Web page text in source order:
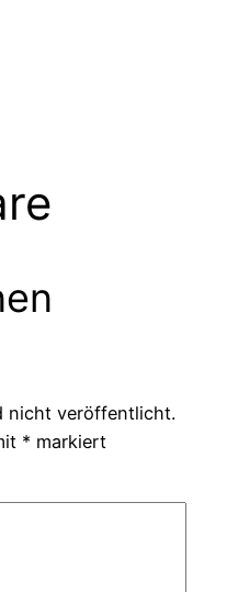
nicht veröffentlicht.
* markiert